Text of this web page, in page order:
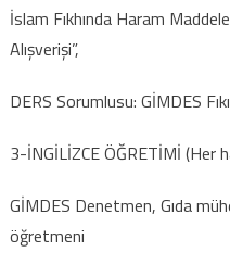
İslam Fıkhında Haram
Alışverişi”,
DERS Sorumlusu: GİMDES
3-İNGİLİZCE ÖĞRETİMİ (Her
GİMDES Denetmen, Gıda
öğretmeni